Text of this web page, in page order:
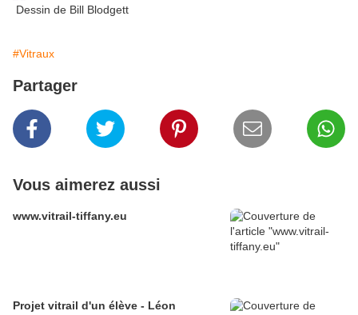
Dessin de Bill Blodgett
#Vitraux
Partager
Vous aimerez aussi
www.vitrail-tiffany.eu
Projet vitrail d'un élève - Léon